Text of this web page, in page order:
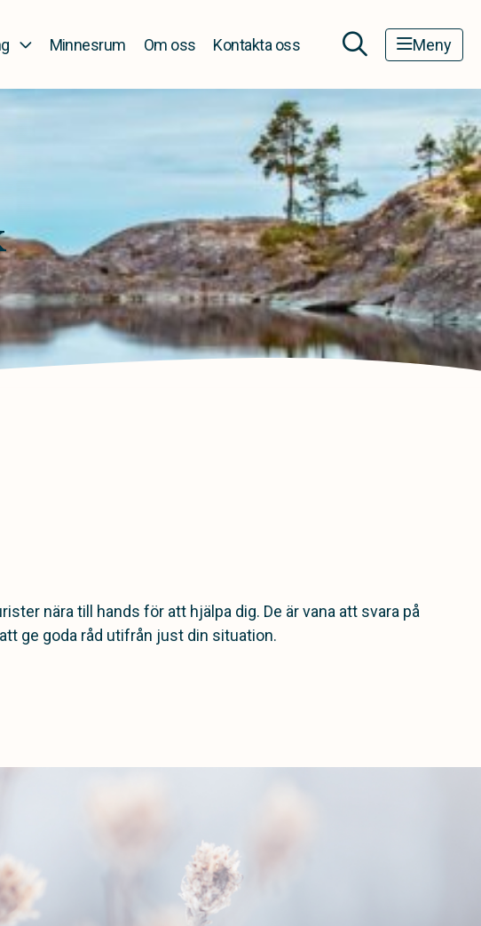
Minnesrum Om oss Kontakta oss Meny
nära till hands för att hjälpa dig. De är vana att svara på
ge goda råd utifrån just din situation.